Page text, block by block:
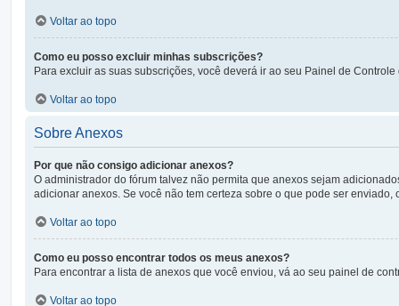
Voltar ao topo
Como eu posso excluir minhas subscrições?
Para excluir as suas subscrições, você deverá ir ao seu Painel de
Voltar ao topo
Sobre Anexos
Por que não consigo adicionar anexos?
O administrador do fórum talvez não permita que anexos sejam
adicionar anexos. Se você não tem certeza sobre o que pode ser
Voltar ao topo
Como eu posso encontrar todos os meus anexos?
Para encontrar a lista de anexos que você enviou, vá ao seu painel de
Voltar ao topo